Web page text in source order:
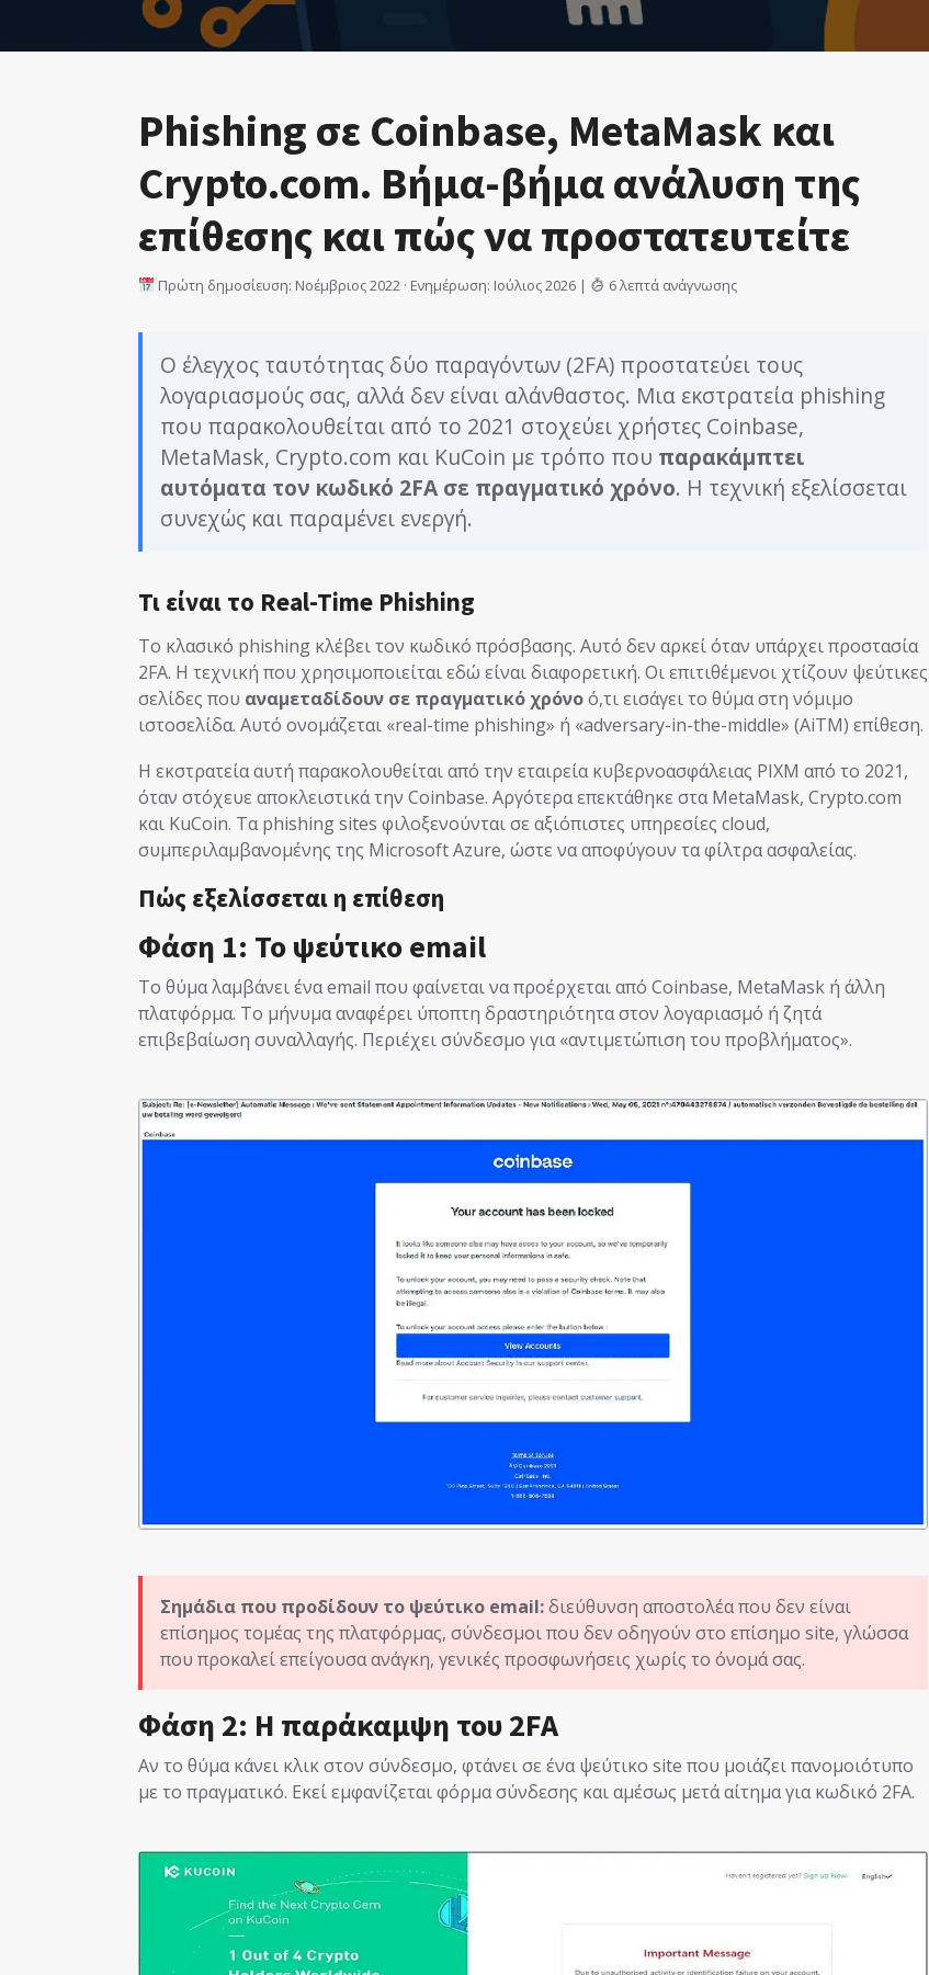
Phishing σε Coinbase, MetaMask και
Crypto.com. Βήμα-βήμα ανάλυση της
επίθεσης και πώς να προστατευτείτε
Πρώτη δημοσίευση: Νοέμβριος 2022 · Ενημέρωση: Ιούλιος 2026 | 6 λεπτά ανάγνωσης
Ο έλεγχος ταυτότητας δύο παραγόντων (2FA) προστατεύει τους
λογαριασμούς σας, αλλά δεν είναι αλάνθαστος. Μια εκστρατεία phishing
που παρακολουθείται από το 2021 στοχεύει χρήστες Coinbase,
MetaMask, Crypto.com και KuCoin με τρόπο που παρακάμπτει
αυτόματα τον κωδικό 2FA σε πραγματικό χρόνο. Η τεχνική εξελίσσεται
συνεχώς και παραμένει ενεργή.
Τι είναι το Real-Time Phishing
Το κλασικό phishing κλέβει τον κωδικό πρόσβασης. Αυτό δεν αρκεί όταν υπάρχει προστασία
2FA. Η τεχνική που χρησιμοποιείται εδώ είναι διαφορετική. Οι επιτιθέμενοι χτίζουν ψεύτικες
σελίδες που αναμεταδίδουν σε πραγματικό χρόνοό,τι εισάγει το θύμα στη νόμιμο
ιστοσελίδα. Αυτό ονομάζεται «real-time phishing» ή «adversary-in-the-middle» (AiTM) επίθεση.
Η εκστρατεία αυτή παρακολουθείται από την εταιρεία κυβερνοασφάλειας PIXM από το 2021,
όταν στόχευε αποκλειστικά την Coinbase. Αργότερα επεκτάθηκε στα MetaMask, Crypto.com
και KuCoin. Τα phishing sites φιλοξενούνται σε αξιόπιστες υπηρεσίες cloud,
συμπεριλαμβανομένης της Microsoft Azure, ώστε να αποφύγουν τα φίλτρα ασφαλείας.
Πώς εξελίσσεται η επίθεση
Φάση 1: Το ψεύτικο email
Το θύμα λαμβάνει ένα email που φαίνεται να προέρχεται από Coinbase, MetaMask ή άλλη
πλατφόρμα. Το μήνυμα αναφέρει ύποπτη δραστηριότητα στον λογαριασμό ή ζητά
επιβεβαίωση συναλλαγής. Περιέχει σύνδεσμο για «αντιμετώπιση του προβλήματος».
Σημάδια που προδίδουν το ψεύτικο email:διεύθυνση αποστολέα που δεν είναι
επίσημος τομέας της πλατφόρμας, σύνδεσμοι που δεν οδηγούν στο επίσημο site, γλώσσα
που προκαλεί επείγουσα ανάγκη, γενικές προσφωνήσεις χωρίς το όνομά σας.
Φάση 2: Η παράκαμψη του 2FA
Αν το θύμα κάνει κλικ στον σύνδεσμο, φτάνει σε ένα ψεύτικο site που μοιάζει πανομοιότυπο
με το πραγματικό. Εκεί εμφανίζεται φόρμα σύνδεσης και αμέσως μετά αίτημα για κωδικό 2FA.